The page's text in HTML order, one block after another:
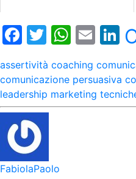
Facebook
Twitter
assertività coaching
comunicazione persuasiva
leadership marketing
FabiolaPaolo